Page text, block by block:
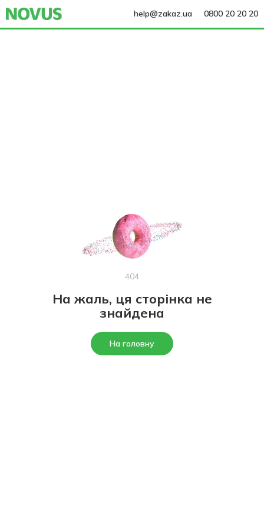
help@zakaz.ua 0800 20 20 20
404
На жаль, ця сторінка не
знайдена
На головну